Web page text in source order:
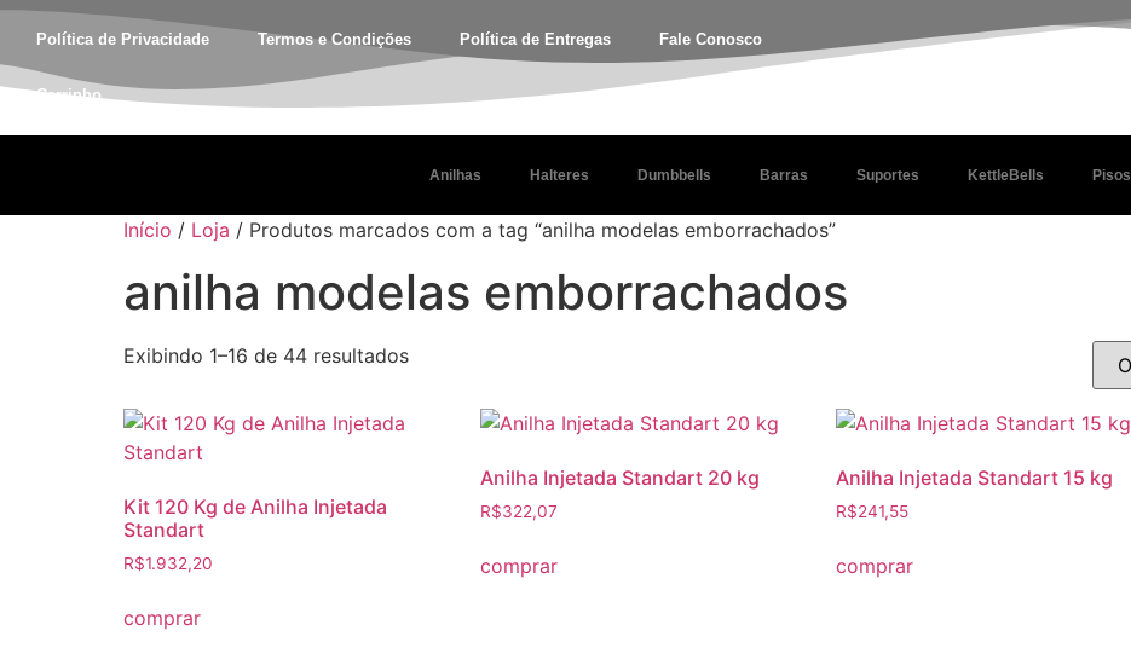
Política de Privacidade Termos e Condições Política de Entregas Fale Conosco
Carrinho
Anilhas Halteres Dumbbells Barras Suportes KettleBells Pisos
Início / Loja / Produtos marcados com a tag “anilha modelas emborrachados”
anilha modelas emborrachados
Exibindo 1–16 de 44 resultados
Kit 120 Kg de Anilha Injetada
Standart
R$1.932,20
comprar
Anilha Injetada Standart 20 kg
R$322,07
comprar
Anilha Injetada Standart 15 kg
R$241,55
comprar